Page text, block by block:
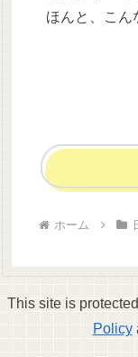
ほんと、こ
ホーム
This site is
Policy